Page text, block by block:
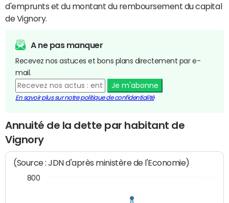
d'emprunts et du montant du remboursement du capital
de Vignory.
A ne pas manquer
Recevez nos astuces et bons plans directement par e-
mail.
Je m'abonne
En savoir plus sur notre politique de confidentialité
Annuité de la dette par habitant de
Vignory
(Source : JDN d'après ministère de l'Economie)
800